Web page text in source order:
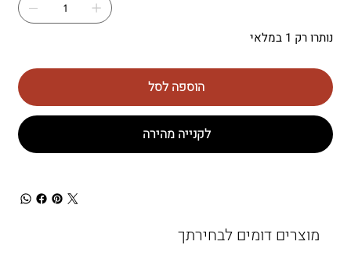
נותרו רק 1 במלאי
הוספה לסל
לקנייה מהירה
מוצרים דומים לבחירתך